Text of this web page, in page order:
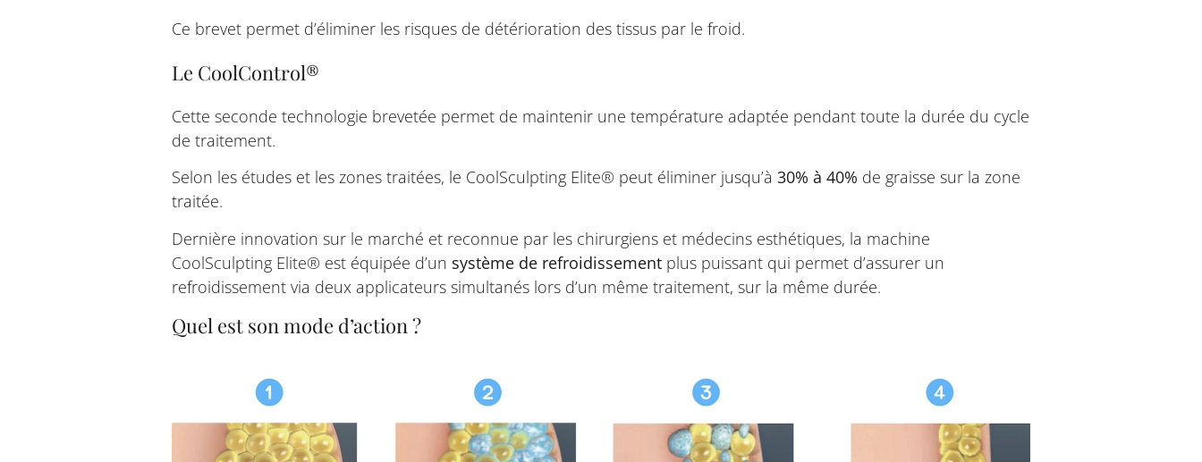
Ce brevet permet d’éliminer les risques de détérioration des tissus par le froid.
Le CoolControl®
Cette seconde technologie brevetée permet de maintenir une température adaptée pendant toute la durée du cycle
de traitement.
Selon les études et les zones traitées, le CoolSculpting Elite® peut éliminer jusqu’à 30% à 40% de graisse sur la zone
traitée.
Dernière innovation sur le marché et reconnue par les chirurgiens et médecins esthétiques, la machine
CoolSculpting Elite® est équipée d’un système de refroidissement plus puissant qui permet d’assurer un
refroidissement via deux applicateurs simultanés lors d’un même traitement, sur la même durée.
Quel est son mode d’action ?